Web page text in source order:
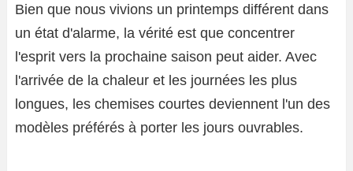
Bien que nous vivions un printemps différent dans
un état d'alarme, la vérité est que concentrer
l'esprit vers la prochaine saison peut aider. Avec
l'arrivée de la chaleur et les journées les plus
longues, les chemises courtes deviennent l'un des
modèles préférés à porter les jours ouvrables.